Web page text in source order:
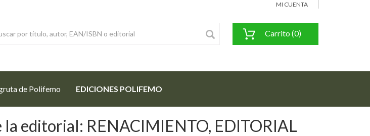
MI CUENTA
Carrito (0)
de Polifemo EDICIONES POLIFEMO
la editorial: RENACIMIENTO, EDITORIAL